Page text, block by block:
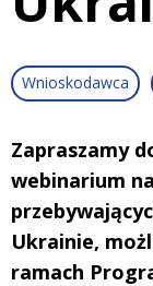
Wnioskodawca
Zapraszamy
webinarium
Ukrainie,
ramach